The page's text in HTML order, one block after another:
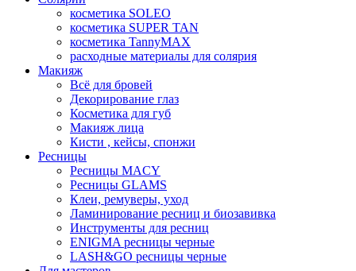
косметика SOLEO
косметика SUPER TAN
косметика TannyMAX
расходные материалы для солярия
Макияж
Всё для бровей
Декорирование глаз
Косметика для губ
Макияж лица
Кисти , кейсы, спонжи
Ресницы
Ресницы MACY
Ресницы GLAMS
Клеи, ремуверы, уход
Ламинирование ресниц и биозавивка
Инструменты для ресниц
ENIGMA ресницы черные
LASH&GO ресницы черные